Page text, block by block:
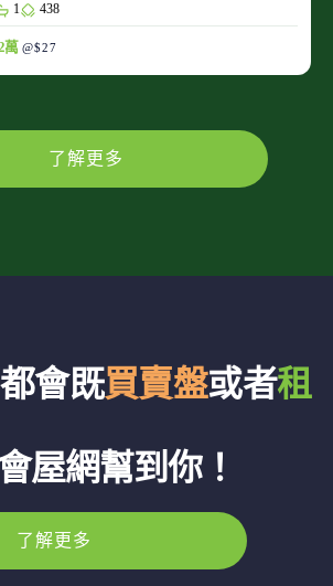
1 438
萬 @$27
了解更多
會既買賣盤或者租
屋網幫到你！
了解更多